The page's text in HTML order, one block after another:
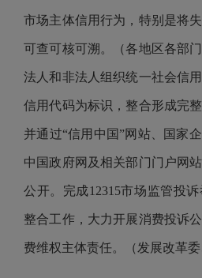
市场主体信用行为，特别是将
可查可核可溯。（各地区各部
法人和非法人组织统一社会信
信用代码为标识，整合形成完
并通过“信用中国”网站、国家
中国政府网及相关部门门户网
公开。完成12315市场监管投
整合工作，大力开展消费投诉
费维权主体责任。（发展改革委